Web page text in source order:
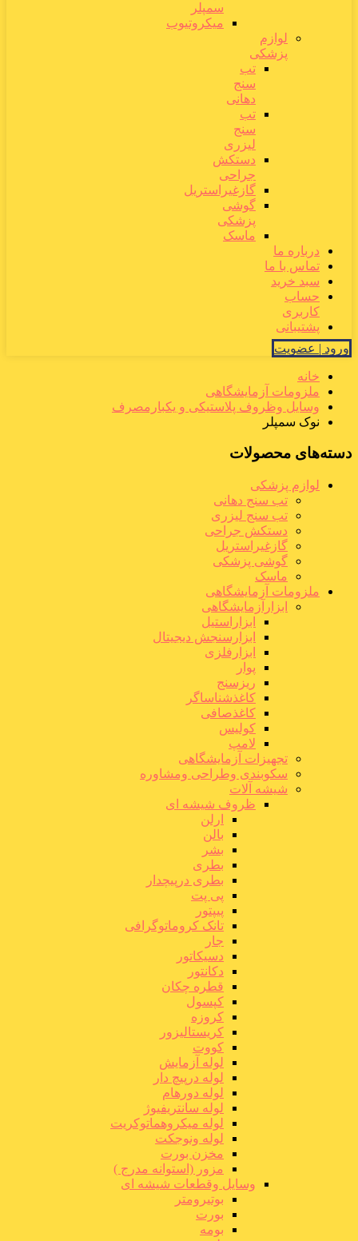
سمپلر
میکروتیوب
لوازم
پزشکی
تب
سنج
دهانی
تب
سنج
لیزری
دستکش
جراحی
گازغیراستریل
گوشی
پزشکی
ماسک
درباره ما
تماس با ما
سبد خرید
حساب
کاربری
پشتیبانی
ورود | عضویت
خانه
ملزومات آزمایشگاهی
وسایل وظروف پلاستیکی و یکبارمصرف
نوک سمپلر
دسته‌های محصولات
لوازم پزشکی
تب سنج دهانی
تب سنج لیزری
دستکش جراحی
گازغیراستریل
گوشی پزشکی
ماسک
ملزومات آزمایشگاهی
ابزارآزمایشگاهی
ابزاراستیل
ابزارسنجش دیجیتال
ابزارفلزی
پوار
ریزسنج
کاغذشناساگر
کاغذصافی
کولیس
لامپ
تجهیزات آزمایشگاهی
سکوبندی وطراحی ومشاوره
شیشه آلات
ظروف شیشه ای
ارلن
بالن
بشر
بطری
بطری درپیچدار
پی پت
پیپتور
تانک کروماتوگرافی
جار
دسیکاتور
دکانتور
قطره چکان
کپسول
کروزه
کریستالیزور
کووت
لوله آزمایش
لوله درپیچ دار
لوله دورهام
لوله سانتریفیوژ
لوله میکروهماتوکریت
لوله ونوجکت
مخزن بورت
مزور (استوانه مدرج )
وسایل وقطعات شیشه ای
بوتیرومتر
بورت
بومه